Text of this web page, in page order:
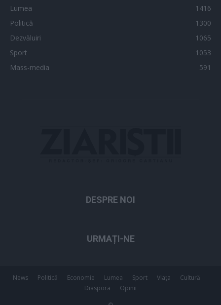
Lumea
1416
Politică
1300
Dezvăluiri
1065
Sport
1053
Mass-media
591
DESPRE NOI
URMAȚI-NE
News Politică Economie Lumea Sport Viața
Cultură
Diaspora
Opinii